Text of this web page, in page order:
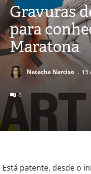
Gravuras
para
Maratona
Natacha Narciso - 15
0
Está patente, desde o